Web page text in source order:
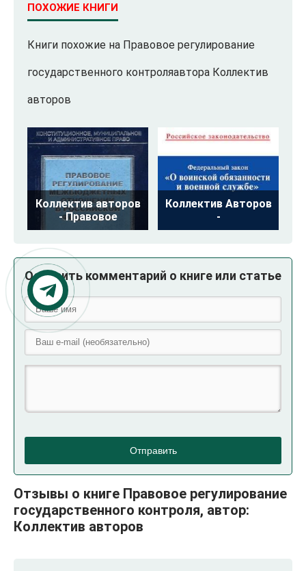
ПОХОЖИЕ КНИГИ
Книги похожие на Правовое регулирование
государственного контроляавтора Коллектив
авторов
Коллектив авторов
- Правовое
Коллектив Авторов
-
Оставить комментарий о книге или статье
Отправить
Отзывы о книге Правовое регулирование
государственного контроля, автор:
Коллектив авторов